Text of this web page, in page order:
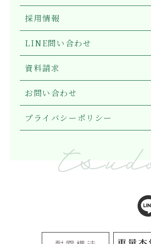
採用情報
LINE問い合わせ
資料請求
お問い合わせ
プライバシーポリシー